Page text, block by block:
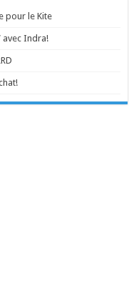
pour le Kite
avec Indra!